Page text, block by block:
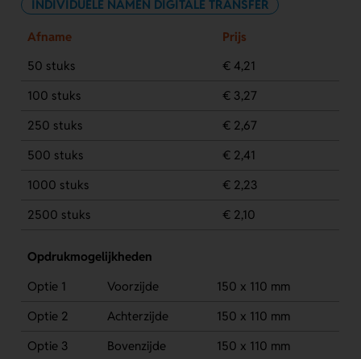
INDIVIDUELE NAMEN DIGITALE TRANSFER
Afname
Prijs
50 stuks
€ 4,21
100 stuks
€ 3,27
250 stuks
€ 2,67
500 stuks
€ 2,41
1000 stuks
€ 2,23
2500 stuks
€ 2,10
Opdrukmogelijkheden
Optie 1
Voorzijde
150 x 110 mm
Optie 2
Achterzijde
150 x 110 mm
Optie 3
Bovenzijde 150 x 110 mm